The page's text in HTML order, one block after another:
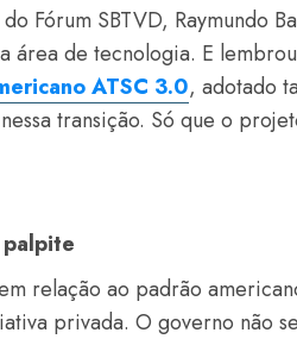
Fórum SBTVD, Raymundo
área de tecnologia. E
ATSC 3.0, adotado
transição. Só que o
relação ao padrão
privada. O governo não